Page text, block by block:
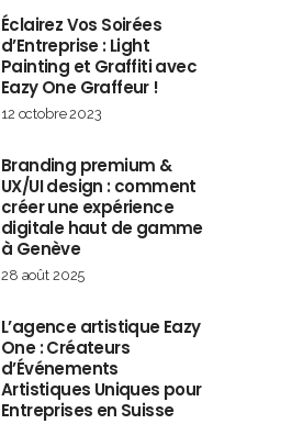
Éclairez Vos Soirées
d’Entreprise : Light
Painting et Graffiti avec
Eazy One Graffeur !
12 octobre 2023
Branding premium &
UX/UI design : comment
créer une expérience
digitale haut de gamme
à Genève
28 août 2025
L’agence artistique Eazy
One : Créateurs
d’Événements
Artistiques Uniques pour
Entreprises en Suisse